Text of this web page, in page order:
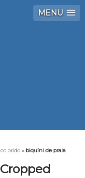
MENU
» biquíni de praia